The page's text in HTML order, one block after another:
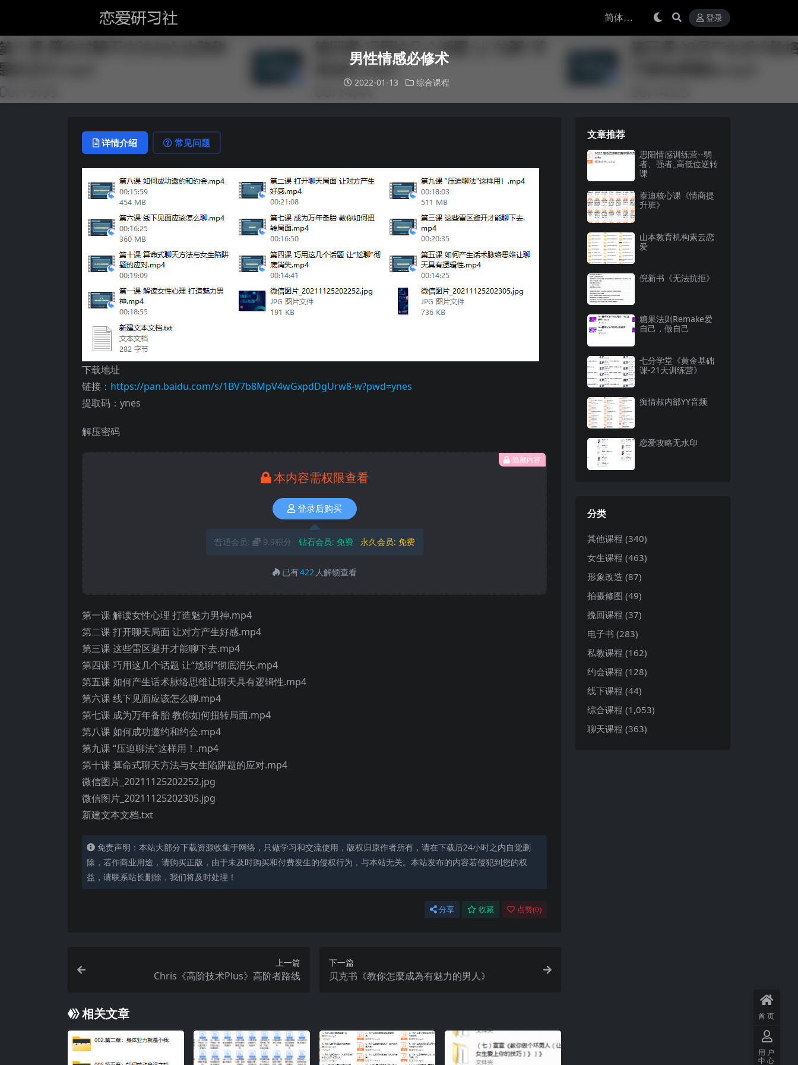
登录
男性情感必修术
2022-01-13 综合课程
详情介绍 常见问题
下载地址
链接： https://pan.baidu.com/s/1BV7b8MpV4wGxpdDgUrw8-w?pwd=ynes
提取码：ynes
解压密码
隐藏内容
本内容需权限查看
登录后购买
普通会员: 9.9积分 钻石会员: 免费 永久会员: 免费
已有422 人解锁查看
第一课 解读女性心理 打造魅力男神.mp4
第二课 打开聊天局面 让对方产生好感.mp4
第三课 这些雷区避开才能聊下去.mp4
第四课 巧用这几个话题 让“尬聊“彻底消失.mp4
第五课 如何产生话术脉络思维让聊天具有逻辑性.mp4
第六课 线下见面应该怎么聊.mp4
第七课 成为万年备胎 教你如何扭转局面.mp4
第八课 如何成功邀约和约会.mp4
第九课 “压迫聊法”这样用！.mp4
第十课 算命式聊天方法与女生陷阱题的应对.mp4
微信图片_20211125202252.jpg
微信图片_20211125202305.jpg
新建文本文档.txt
免责声明：本站大部分下载资源收集于网络，只做学习和交流使用，版权归原作者所有，请在下载后24小时之内自觉删
除，若作商业用途，请购买正版，由于未及时购买和付费发生的侵权行为，与本站无关。本站发布的内容若侵犯到您的权
益，请联系站长删除，我们将及时处理！
分享 收藏 点赞(0)
上一篇
Chris《高阶技术Plus》高阶者路线
下一篇
贝克书《教你怎麼成為有魅力的男人》
相关文章
文章推荐
思阳情感训练营--弱
者、强者_高低位逆转
课
泰迪核心课《情商提
升班》
山本教育机构素云恋
爱
倪新书《无法抗拒》
糖果法则Remake爱
自己，做自己
七分学堂《黄金基础
课-21天训练营》
痴情叔内部YY音频
恋爱攻略无水印
分类
其他课程 (340)
女生课程 (463)
形象改造 (87)
拍摄修图 (49)
挽回课程 (37)
电子书 (283)
私教课程 (162)
约会课程 (128)
线下课程 (44)
综合课程 (1,053)
聊天课程 (363)
首页
用户
中心